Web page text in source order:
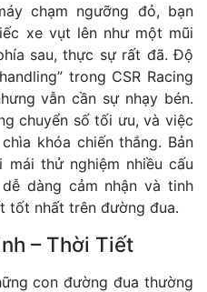
chạm ngưỡng đỏ, bạn
xe vụt lên như một mũi
sau, thực sự rất đã. Độ
trong CSR Racing
vẫn cần sự nhạy bén.
chuyển số tối ưu, và việc
khóa chiến thắng. Bản
thử nghiệm nhiều cấu
dàng cảm nhận và tinh
tốt nhất trên đường đua.
– Thời Tiết
con đường đua thường